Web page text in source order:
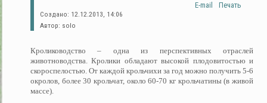
Печать
E-mail
Создано: 12.12.2013, 14:06
Автор: solo
Кролиководство – одна из перспективных отраслей
животноводства. Кролики обладают высокой плодовитостью и
скороспелостью. От каждой крольчихи за год можно получить 5-6
окролов, более 30 крольчат, около 60-70 кг крольчатины (в живой
массе).